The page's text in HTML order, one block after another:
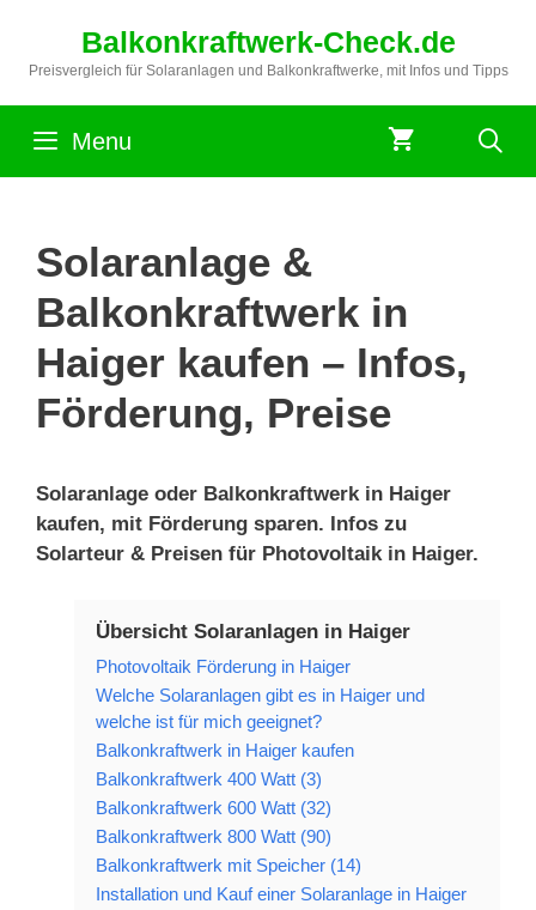
springen
Balkonkraftwerk-Check.de
Preisvergleich für Solaranlagen und Balkonkraftwerke, mit Infos und Tipps
Menu
Solaranlage &
Balkonkraftwerk in
Haiger kaufen – Infos,
Förderung, Preise
Solaranlage oder Balkonkraftwerk in Haiger
kaufen, mit Förderung sparen. Infos zu
Solarteur & Preisen für Photovoltaik in Haiger.
Übersicht Solaranlagen in Haiger
Photovoltaik Förderung in Haiger
Welche Solaranlagen gibt es in Haiger und
welche ist für mich geeignet?
Balkonkraftwerk in Haiger kaufen
Balkonkraftwerk 400 Watt (3)
Balkonkraftwerk 600 Watt (32)
Balkonkraftwerk 800 Watt (90)
Balkonkraftwerk mit Speicher (14)
Installation und Kauf einer Solaranlage in Haiger